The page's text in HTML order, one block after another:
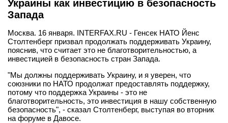
Украины как инвестицию в безопасность
Запада
Москва. 16 января. INTERFAX.RU - Генсек НАТО Йенс
Столтенберг призвал продолжать поддерживать Украину,
пояснив, что считает это не благотворительностью, а
инвестицией в безопасность стран Запада.
"Мы должны поддерживать Украину, и я уверен, что
союзники по НАТО продолжат предоставлять поддержку,
потому что поддержка Украины - это не
благотворительность, это инвестиция в нашу собственную
безопасность", - сказал Столтенберг, выступая во вторник
на форуме в Давосе.